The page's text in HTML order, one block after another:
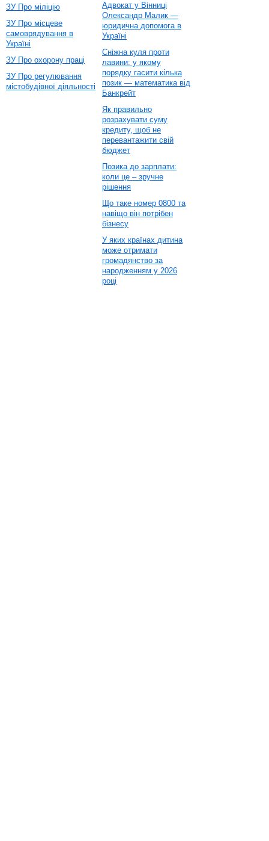
ЗУ Про міліцію
ЗУ Про місцеве
самоврядування в
Україні
ЗУ Про охорону праці
ЗУ Про регулювання
містобудівної діяльності
Адвокат у Вінниці
Олександр Малик —
юридична допомога в
Україні
Сніжна куля проти
лавини: у якому
порядку гасити кілька
позик — математика від
Банкрейт
Як правильно
розрахувати суму
кредиту, щоб не
перевантажити свій
бюджет
Позика до зарплати:
коли це – зручне
рішення
Що таке номер 0800 та
навіщо він потрібен
бізнесу
У яких країнах дитина
може отримати
громадянство за
народженням у 2026
році